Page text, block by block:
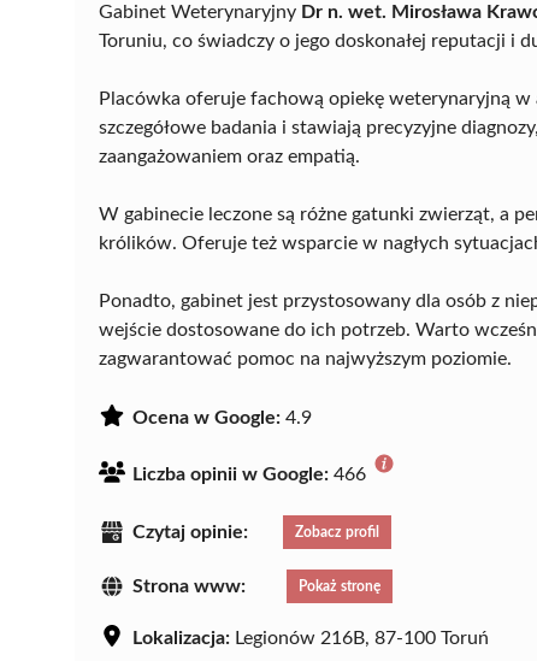
Gabinet Weterynaryjny Dr n. wet. Mirosława
Toruniu, co świadczy o jego doskonałej reputacji i
Placówka oferuje fachową opiekę weterynaryjną
szczegółowe badania i stawiają precyzyjne
zaangażowaniem oraz empatią.
W gabinecie leczone są różne gatunki zwierząt, a
królików. Oferuje też wsparcie w nagłych
Ponadto, gabinet jest przystosowany dla osób z
wejście dostosowane do ich potrzeb. Warto
zagwarantować pomoc na najwyższym poziomie.
Ocena w Google: 4.9
Liczba opinii w Google: 466
Czytaj opinie: Zobacz profil
Strona www: Pokaż stronę
Lokalizacja: Legionów 216B, 87-100 Toruń